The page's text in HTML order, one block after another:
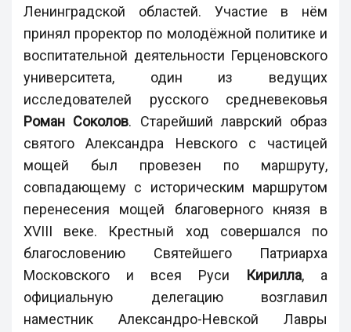
Ленинградской областей. Участие в нём
принял проректор по молодёжной политике и
воспитательной деятельности Герценовского
университета, один из ведущих
исследователей русского средневековья
Роман Соколов. Старейший лаврский образ
святого Александра Невского с частицей
мощей был провезен по маршруту,
совпадающему с историческим маршрутом
перенесения мощей благоверного князя в
XVIII веке. Крестный ход совершался по
благословению Святейшего Патриарха
Московского и всея Руси Кирилла, а
официальную делегацию возглавил
наместник Александро-Невской Лавры